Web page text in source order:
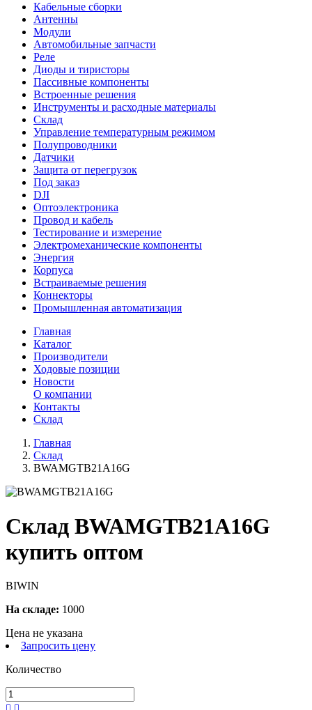
Кабельные сборки
Антенны
Модули
Автомобильные запчасти
Реле
Диоды и тиристоры
Пассивные компоненты
Встроенные решения
Инструменты и расходные материалы
Склад
Управление температурным режимом
Полупроводники
Датчики
Защита от перегрузок
Под заказ
DJI
Оптоэлектроника
Провод и кабель
Тестирование и измерение
Электромеханические компоненты
Энергия
Корпуса
Встраиваемые решения
Коннекторы
Промышленная автоматизация
Главная
Каталог
Производители
Ходовые позиции
Новости
О компании
Контакты
Склад
Главная
Склад
BWAMGTB21A16G
Склад BWAMGTB21A16G
купить оптом
BIWIN
На складе: 1000
Цена не указана
Запросить цену
Количество